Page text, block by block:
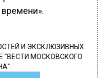
времени».
И ЭКСКЛЮЗИВНЫХ
"ВЕСТИ МОСКОВСКОГО